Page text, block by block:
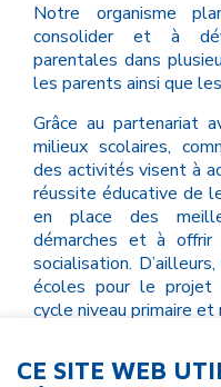
Notre organisme
consolider et à
parentales dans
les parents ainsi que
Grâce au partenariat
milieux scolaires,
des activités visent à
réussite éducative de
en place des
démarches et à
socialisation.
écoles pour le projet
cycle niveau primaire
accès à des activités
CE SITE WEB